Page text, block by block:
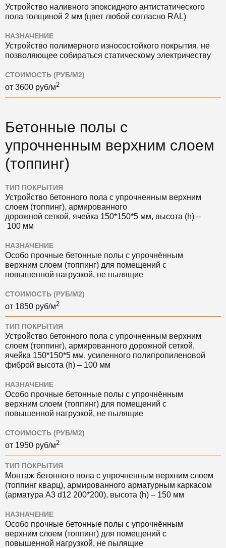
Устройство наливного эпоксидного антистатического
пола толщиной 2 мм (цвет любой согласно RAL)
НАЗНАЧЕНИЕ
Устройство полимерного износостойкого покрытия, не
позволяющее собираться статическому электричеству
СТОИМОСТЬ (РУБ/М2)
от 3600 руб/м2
Бетонные полы с
упрочненным верхним слоем
(топпинг)
ТИП ПОКРЫТИЯ
Устройство бетонного пола с упрочненным верхним
слоем (топпинг), армированного
дорожной сеткой, ячейка 150*150*5 мм, высота (h) –
100 мм
НАЗНАЧЕНИЕ
Особо прочные бетонные полы с упрочнённым
верхним слоем (топпинг) для помещений с
повышенной нагрузкой, не пылящие
СТОИМОСТЬ (РУБ/М2)
от 1850 руб/м2
ТИП ПОКРЫТИЯ
Устройство бетонного пола с упрочненным верхним
слоем (топпинг), армированного дорожной сеткой,
ячейка 150*150*5 мм, усиленного полипропиленовой
фиброй высота (h) – 100 мм
НАЗНАЧЕНИЕ
Особо прочные бетонные полы с упрочнённым
верхним слоем (топпинг) для помещений с
повышенной нагрузкой, не пылящие
СТОИМОСТЬ (РУБ/М2)
от 1950 руб/м2
ТИП ПОКРЫТИЯ
Монтаж бетонного пола с упрочненным верхним слоем
(топпинг кварц), армированного арматурным каркасом
(арматура А3 d12 200*200), высота (h) – 150 мм
НАЗНАЧЕНИЕ
Особо прочные бетонные полы с упрочнённым
верхним слоем (топпинг) для помещений с
повышенной нагрузкой, не пылящие